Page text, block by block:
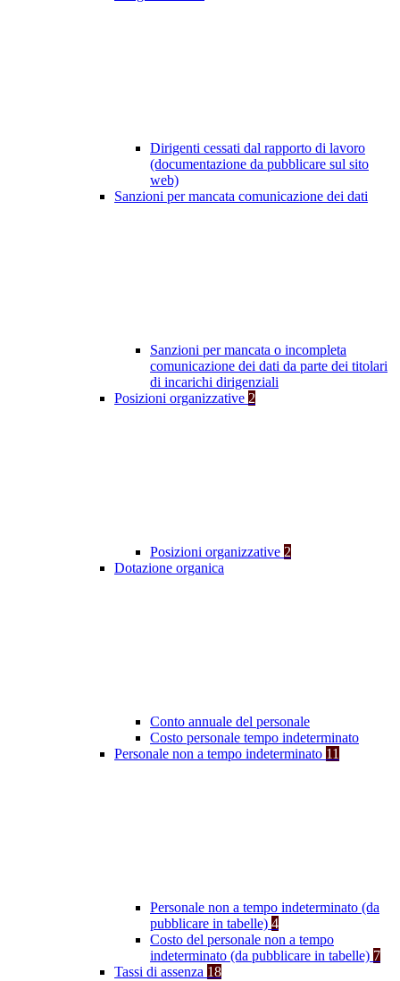
Dirigenti cessati dal rapporto di lavoro
(documentazione da pubblicare sul sito
web)
Sanzioni per mancata comunicazione dei dati
Sanzioni per mancata o incompleta
comunicazione dei dati da parte dei titolari
di incarichi dirigenziali
Posizioni organizzative 2
Posizioni organizzative 2
Dotazione organica
Conto annuale del personale
Costo personale tempo indeterminato
Personale non a tempo indeterminato 11
Personale non a tempo indeterminato (da
pubblicare in tabelle) 4
Costo del personale non a tempo
indeterminato (da pubblicare in tabelle) 7
Tassi di assenza 18